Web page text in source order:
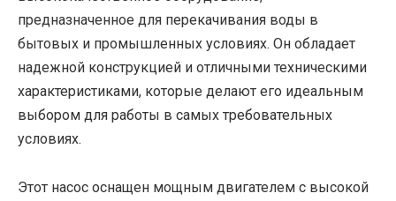
предназначенное для перекачивания воды в
бытовых и промышленных условиях. Он обладает
надежной конструкцией и отличными техническими
характеристиками, которые делают его идеальным
выбором для работы в самых требовательных
условиях.
Этот насос оснащен мощным двигателем с высокой